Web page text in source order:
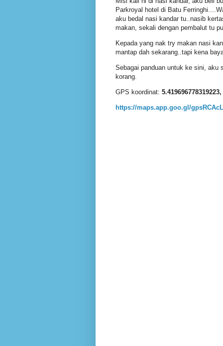
Parkroyal hotel di Batu
aku bedal nasi kandar tu..nasib
makan, sekali dengan pembalut tu
Kepada yang nak try makan nasi
mantap dah sekarang..tapi kena
Sebagai panduan untuk ke sini, aku
korang.
GPS koordinat:
https://maps.app.goo.gl/